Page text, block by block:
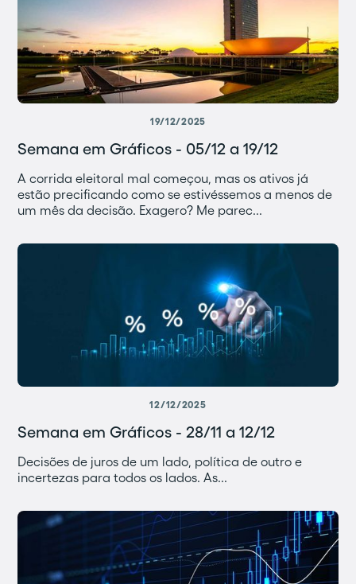
19/12/2025
Semana em Gráficos - 05/12 a 19/12
A corrida eleitoral mal começou, mas os ativos já
estão precificando como se estivéssemos a menos de
um mês da decisão. Exagero? Me parec...
12/12/2025
Semana em Gráficos - 28/11 a 12/12
Decisões de juros de um lado, política de outro e
incertezas para todos os lados. As...